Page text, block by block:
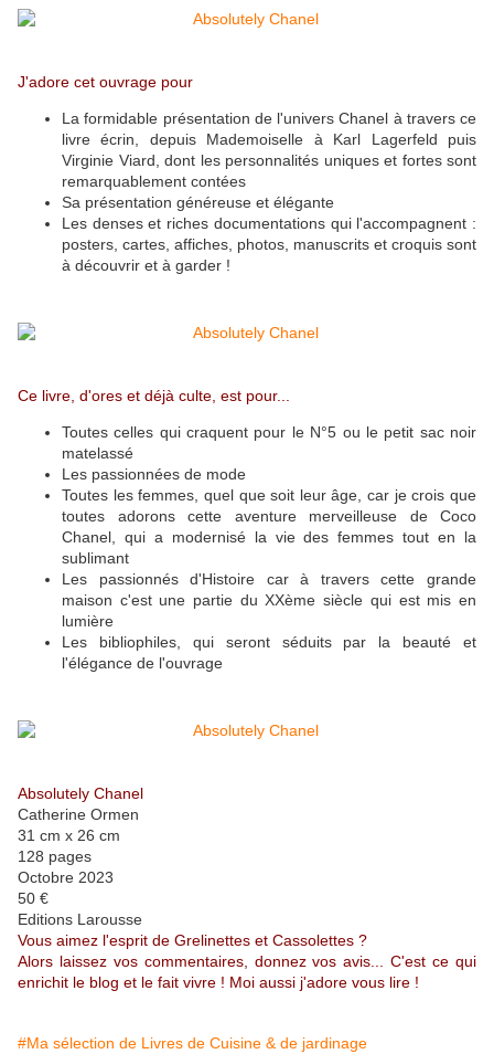
J'adore cet ouvrage pour
La formidable présentation de l'univers Chanel à travers ce
livre écrin, depuis Mademoiselle à Karl Lagerfeld puis
Virginie Viard, dont les personnalités uniques et fortes sont
remarquablement contées
Sa présentation généreuse et élégante
Les denses et riches documentations qui l'accompagnent :
posters, cartes, affiches, photos, manuscrits et croquis sont
à découvrir et à garder !
Ce livre, d'ores et déjà culte, est pour...
Toutes celles qui craquent pour le N°5 ou le petit sac noir
matelassé
Les passionnées de mode
Toutes les femmes, quel que soit leur âge, car je crois que
toutes adorons cette aventure merveilleuse de Coco
Chanel, qui a modernisé la vie des femmes tout en la
sublimant
Les passionnés d'Histoire car à travers cette grande
maison c'est une partie du XXème siècle qui est mis en
lumière
Les bibliophiles, qui seront séduits par la beauté et
l'élégance de l'ouvrage
Absolutely Chanel
Catherine Ormen
31 cm x 26 cm
128 pages
Octobre 2023
50 €
Editions Larousse
Vous aimez l'esprit de Grelinettes et Cassolettes ?
Alors laissez vos commentaires, donnez vos avis... C'est ce qui
enrichit le blog et le fait vivre ! Moi aussi j'adore vous lire !
#Ma sélection de Livres de Cuisine & de jardinage